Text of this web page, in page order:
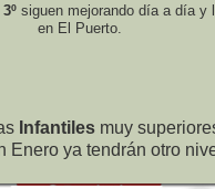
siguen mejorando día a día y
en El Puerto.
Infantiles muy
Enero ya tendrán otro